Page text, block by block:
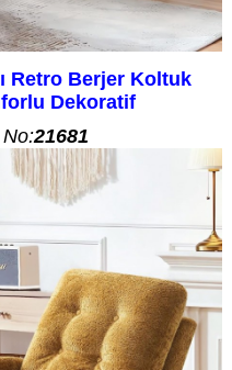
Retro Berjer Koltuk
Dekoratif
21681